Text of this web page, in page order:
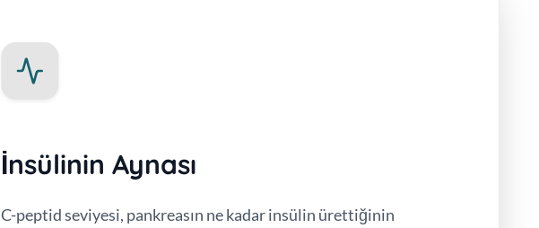
İnsülinin Aynası
C-peptid seviyesi, pankreasın ne kadar insülin ürettiğinin